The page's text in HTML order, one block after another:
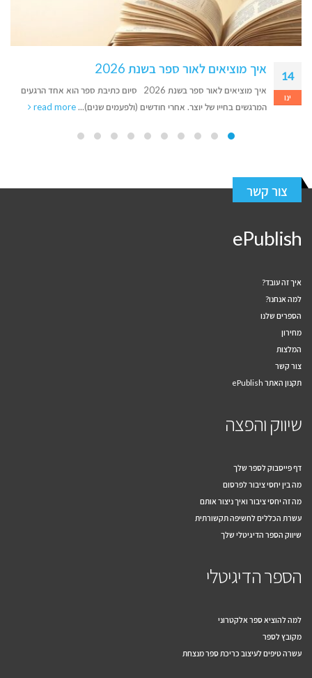
14
ינו
איך מוציאים לאור ספר בשנת 2026
איך מוציאים לאור ספר בשנת 2026 סיום כתיבת ספר הוא אחד הרגעים
המרגשים בחייו של יוצר. אחרי חודשים (ולפעמים שנים)...read more
צור קשר
ePublish
איך זה עובד?
למה אנחנו?
הספרים שלנו
מחירון
המלצות
צור קשר
תקנון האתר ePublish
שיווק והפצה
דף פייסבוק לספר שלך
מה בין יחסי ציבור לפרסום
מה זה יחסי ציבור ואיך ניצור אותם
עשרת הכללים לחשיפה תקשורתית
שיווק הספר הדיגיטלי שלך
הספר הדיגיטלי
למה להוציא ספר אלקטרוני
מקובץ לספר
עשרה טיפים לעיצוב כריכת ספר מנצחת